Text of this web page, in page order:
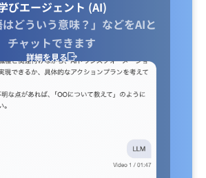
びエージェント (AI)
はどういう意味？」などをAIと
チャットできます
詳細を見る